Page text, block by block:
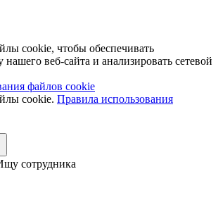
cookie, чтобы обеспечивать
веб-сайта и анализировать сетевой
файлов cookie
cookie. Правила использования
сотрудника